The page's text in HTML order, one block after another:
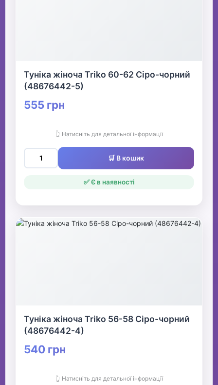
Туніка жіноча Triko 60-62 Сіро-чорний
(48676442-5)
555 грн
👆 Натисніть для детальної інформації
🛒 В кошик
✅ Є в наявності
Туніка жіноча Triko 56-58 Сіро-чорний
(48676442-4)
540 грн
👆 Натисніть для детальної інформації